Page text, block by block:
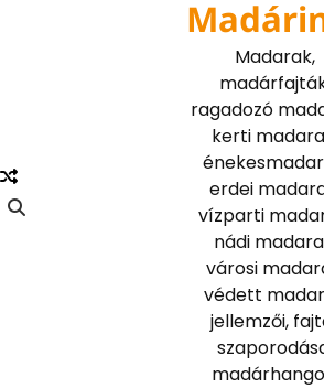
Madarak,
ragadozó
kerti
erdei
vízparti
nádi
városi
védett
jellemzői,